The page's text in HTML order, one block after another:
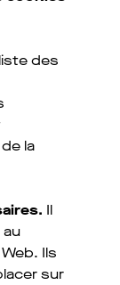
des
la
Il
Ils
sur